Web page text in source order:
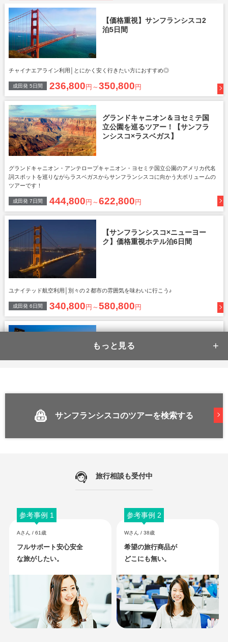
【価格重視】サンフランシスコ2
泊5日間
チャイナエアライン利用│とにかく安く行きたい方におすすめ◎
成田発 5 日間 236,800 円～ 350,800 円
グランドキャニオン＆ヨセミテ国
立公園を巡るツアー！【サンフラ
ンシスコ×ラスベガス】
グランドキャニオン・アンテロープキャニオン・ヨセミテ国立公園のアメリカ代名
詞スポットを巡りながらラスベガスからサンフランシスコに向かう大ボリュームの
ツアーです！
成田発 7日間 444,800 円～ 622,800 円
【サンフランシスコ×ニューヨー
ク】価格重視ホテル泊6日間
ユナイテッド航空利用│別々の２都市の雰囲気を味わいに行こう♪
成田発 6日間 340,800 円～ 580,800 円
シスコ3泊5日間
【ひとり旅】サンフランシスコ×
ニューヨーク6日間
ホテル未定│ひとり旅で人気の2都市周遊プラン
374,800円～ 638,800円
サンフランシスコのツアーを検索する
旅行相談も受付中
参考事例 1
Aさん / 61歳
フルサポート安心安全
な旅がしたい。
参考事例 2
Wさん / 38歳
希望の旅行商品が
どこにも無い。